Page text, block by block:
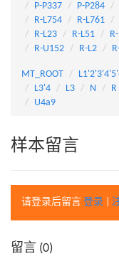
P-P337
P-P284
R-L754
R-L761
R-L23
R-L51
R-U152
R-L2
MT_ROOT
L3'4
L3 N R
U4a9
样本留言
请登录后留言 登录
留言 (0)